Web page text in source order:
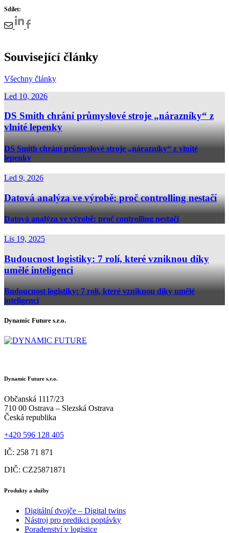
Sdílet:
Související články
Všechny články
Led 10, 2026
DS Smith chrání průmyslové stroje „nárazníky“ z
vlnité lepenky
DS Smith chrání průmyslové stroje „nárazníky“ z vlnité
lepenky
Led 9, 2026
Datová analýza ve výrobě: proč controlling nestačí
Datová analýza ve výrobě: proč controlling nestačí
Lis 19, 2025
Budoucnost logistiky: 7 rolí, které vzniknou díky
umělé inteligenci
Budoucnost logistiky: 7 rolí, které vzniknou díky umělé
inteligenci
Dynamic Future s.r.o.
Dynamic Future s.r.o.
Občanská 1117/23
710 00 Ostrava – Slezská Ostrava
Česká republika
+420 596 128 405
IČ: 258 71 871
DIČ: CZ25871871
Produkty a služby
Digitální dvojče – Digital twins
Nástroj pro predikci poptávky
Poradenství v logistice